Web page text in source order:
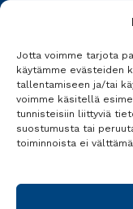
Jotta voimme tarjota
käytämme evästeiden
tallentamiseen ja/tai
voimme käsitellä
tunnisteisiin liittyviä
suostumusta tai
toiminnoista ei
017 618 0700
Kaikki yhteystiedot